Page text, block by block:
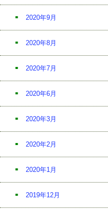
2020年9月
2020年8月
2020年7月
2020年6月
2020年3月
2020年2月
2020年1月
2019年12月